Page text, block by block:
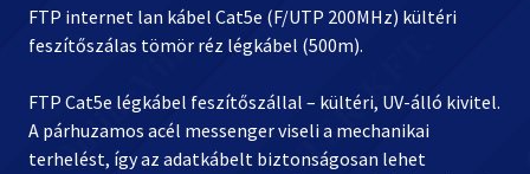
FTP internet lan kábel Cat5e (F/UTP 200MHz) kültéri
feszítőszálas tömör réz légkábel (500m).
FTP Cat5e légkábel feszítőszállal – kültéri, UV-álló kivitel.
A párhuzamos acél messenger viseli a mechanikai
terhelést, így az adatkábelt biztonságosan lehet